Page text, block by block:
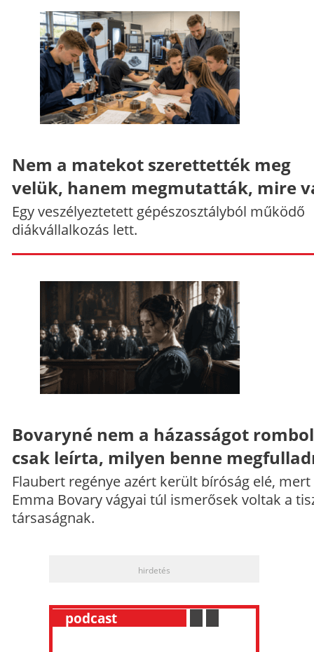
Nem a matekot szerettették meg
velük, hanem megmutatták, mire
Egy veszélyeztetett gépészosztályból működő
diákvállalkozás lett.
Bovaryné nem a házasságot
csak leírta, milyen benne
Flaubert regénye azért került bíróság elé, mert
Emma Bovary vágyai túl ismerősek voltak a
társaságnak.
hirdetés
podcast